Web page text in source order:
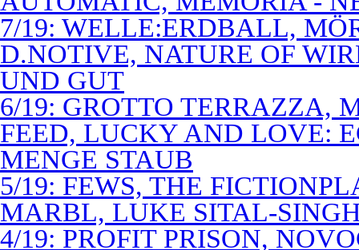
7/19: WELLE:ERDBALL,
D.NOTIVE, NATURE OF
UND GUT
6/19: GROTTO TERRAZZA,
FEED, LUCKY AND LOVE:
MENGE STAUB
5/19: FEWS, THE
MARBL, LUKE SITAL-
4/19: PROFIT PRISON,